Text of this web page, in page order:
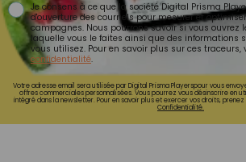
Je consens à ce que la société Digital Prisma
d'ouverture des courriels pour mesurer et
campagnes. Nous pourrons savoir si vous ouvrez
laquelle vous le faites ainsi que des informations
vous utilisez. Pour en savoir plus sur ces traceurs,
confidentialité.
Votre adresse email sera utilisée par Digital Prisma Playerspour vous
offres commerciales personnalisées. Vous pourrez vous désinscrire en
intégré dans la newsletter. Pour en savoir plus et exercer vos droits,
Confidentialité.